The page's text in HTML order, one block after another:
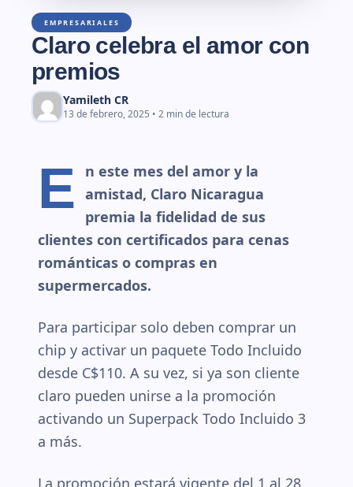
EMPRESARIALES
Claro celebra el amor con
premios
Yamileth CR
13 de febrero, 2025 • 2 min de lectura
E
n este mes del amor y la
amistad, Claro Nicaragua
premia la fidelidad de sus
clientes con certificados para cenas
románticas o compras en
supermercados.
Para participar solo deben comprar un
chip y activar un paquete Todo Incluido
desde C$110. A su vez, si ya son cliente
claro pueden unirse a la promoción
activando un Superpack Todo Incluido 3
a más.
La promoción estará vigente del 1 al 28